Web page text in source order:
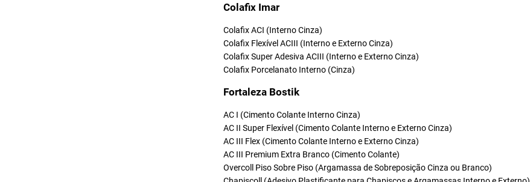
Colafix Imar
Colafix ACI (Interno Cinza)
Colafix Flexível ACIII (Interno e Externo Cinza)
Colafix Super Adesiva ACIII (Interno e Externo Cinza)
Colafix Porcelanato Interno (Cinza)
Fortaleza Bostik
AC I (Cimento Colante Interno Cinza)
AC II Super Flexível (Cimento Colante Interno e Externo Cinza)
AC III Flex (Cimento Colante Interno e Externo Cinza)
AC III Premium Extra Branco (Cimento Colante)
Overcoll Piso Sobre Piso (Argamassa de Sobreposição Cinza ou Branco)